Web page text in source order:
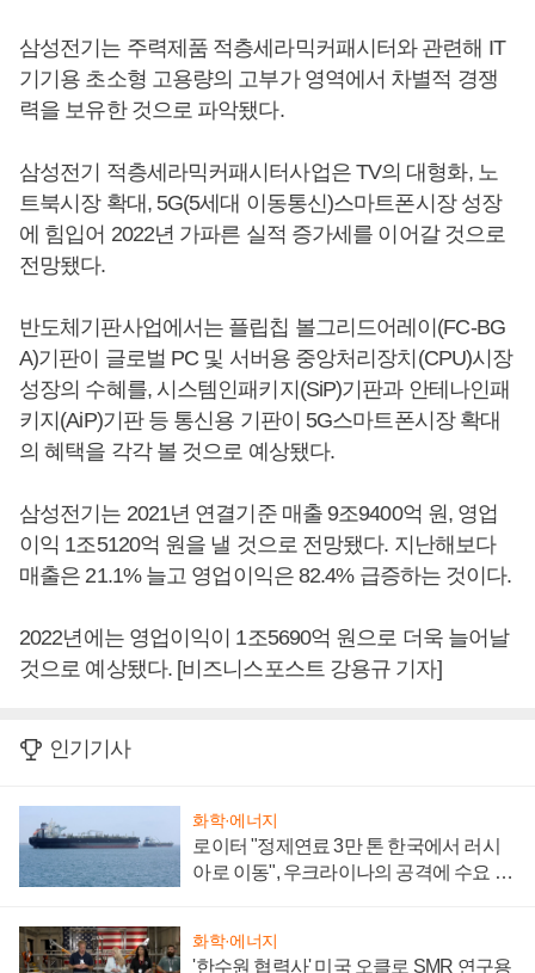
삼성전기는 주력제품 적층세라믹커패시터와 관련해 IT
기기용 초소형 고용량의 고부가 영역에서 차별적 경쟁
력을 보유한 것으로 파악됐다.
삼성전기 적층세라믹커패시터사업은 TV의 대형화, 노
트북시장 확대, 5G(5세대 이동통신)스마트폰시장 성장
에 힘입어 2022년 가파른 실적 증가세를 이어갈 것으로
전망됐다.
반도체기판사업에서는 플립칩 볼그리드어레이(FC-BG
A)기판이 글로벌 PC 및 서버용 중앙처리장치(CPU)시장
성장의 수혜를, 시스템인패키지(SiP)기판과 안테나인패
키지(AiP)기판 등 통신용 기판이 5G스마트폰시장 확대
의 혜택을 각각 볼 것으로 예상됐다.
삼성전기는 2021년 연결기준 매출 9조9400억 원, 영업
이익 1조5120억 원을 낼 것으로 전망됐다. 지난해보다
매출은 21.1% 늘고 영업이익은 82.4% 급증하는 것이다.
2022년에는 영업이익이 1조5690억 원으로 더욱 늘어날
것으로 예상됐다. [비즈니스포스트 강용규 기자]
인기기사
화학·에너지
로이터 "정제연료 3만 톤 한국에서 러시
아로 이동", 우크라이나의 공격에 수요 늘
화학·에너지
'한수원 협력사' 미국 오클로 SMR 연구용